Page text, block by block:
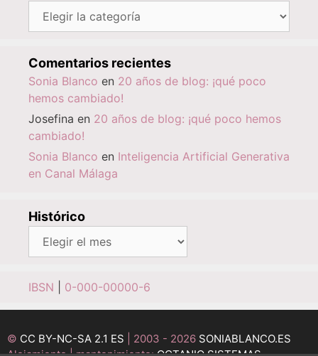
Categorías
Comentarios recientes
Sonia Blanco en 20 años de blog: ¡qué poco
hemos cambiado!
Josefina en 20 años de blog: ¡qué poco hemos
cambiado!
Sonia Blanco en Inteligencia Artificial Generativa
en Canal Málaga
Histórico
Histórico
IBSN 0-000-00000-6
© CC BY-NC-SA 2.1 ES | 2003 - 2026 SONIABLANCO.ES